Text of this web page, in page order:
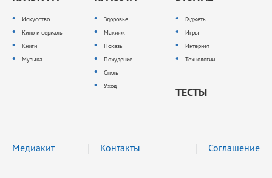
Искусство
Кино и сериалы
Книги
Музыка
Здоровье
Макияж
Показы
Похудение
Стиль
Уход
Гаджеты
Игры
Интернет
Технологии
ТЕСТЫ
Медиакит Контакты Соглашение